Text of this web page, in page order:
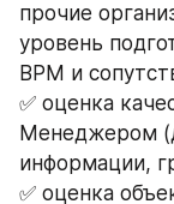
прочие
уровень
ВРМ и
✅ оценка
Менеджером
информации,
✅ оценка